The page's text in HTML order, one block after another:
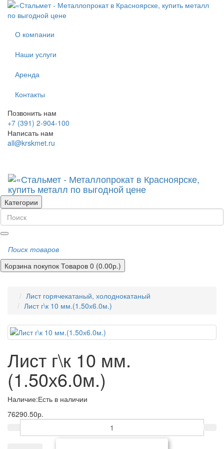
О компании
Наши услуги
Аренда
Контакты
Позвонить нам
+7 (391) 2-904-100
Написать нам
all@krskmet.ru
Категории
Поиск товаров
Корзина покупок Товаров 0 (0.00р.)
Лист горячекатаный, холоднокатаный
Лист г\к 10 мм.(1.50х6.0м.)
Лист г\к 10 мм.
(1.50х6.0м.)
Наличие:Есть в наличии
76290.50р.